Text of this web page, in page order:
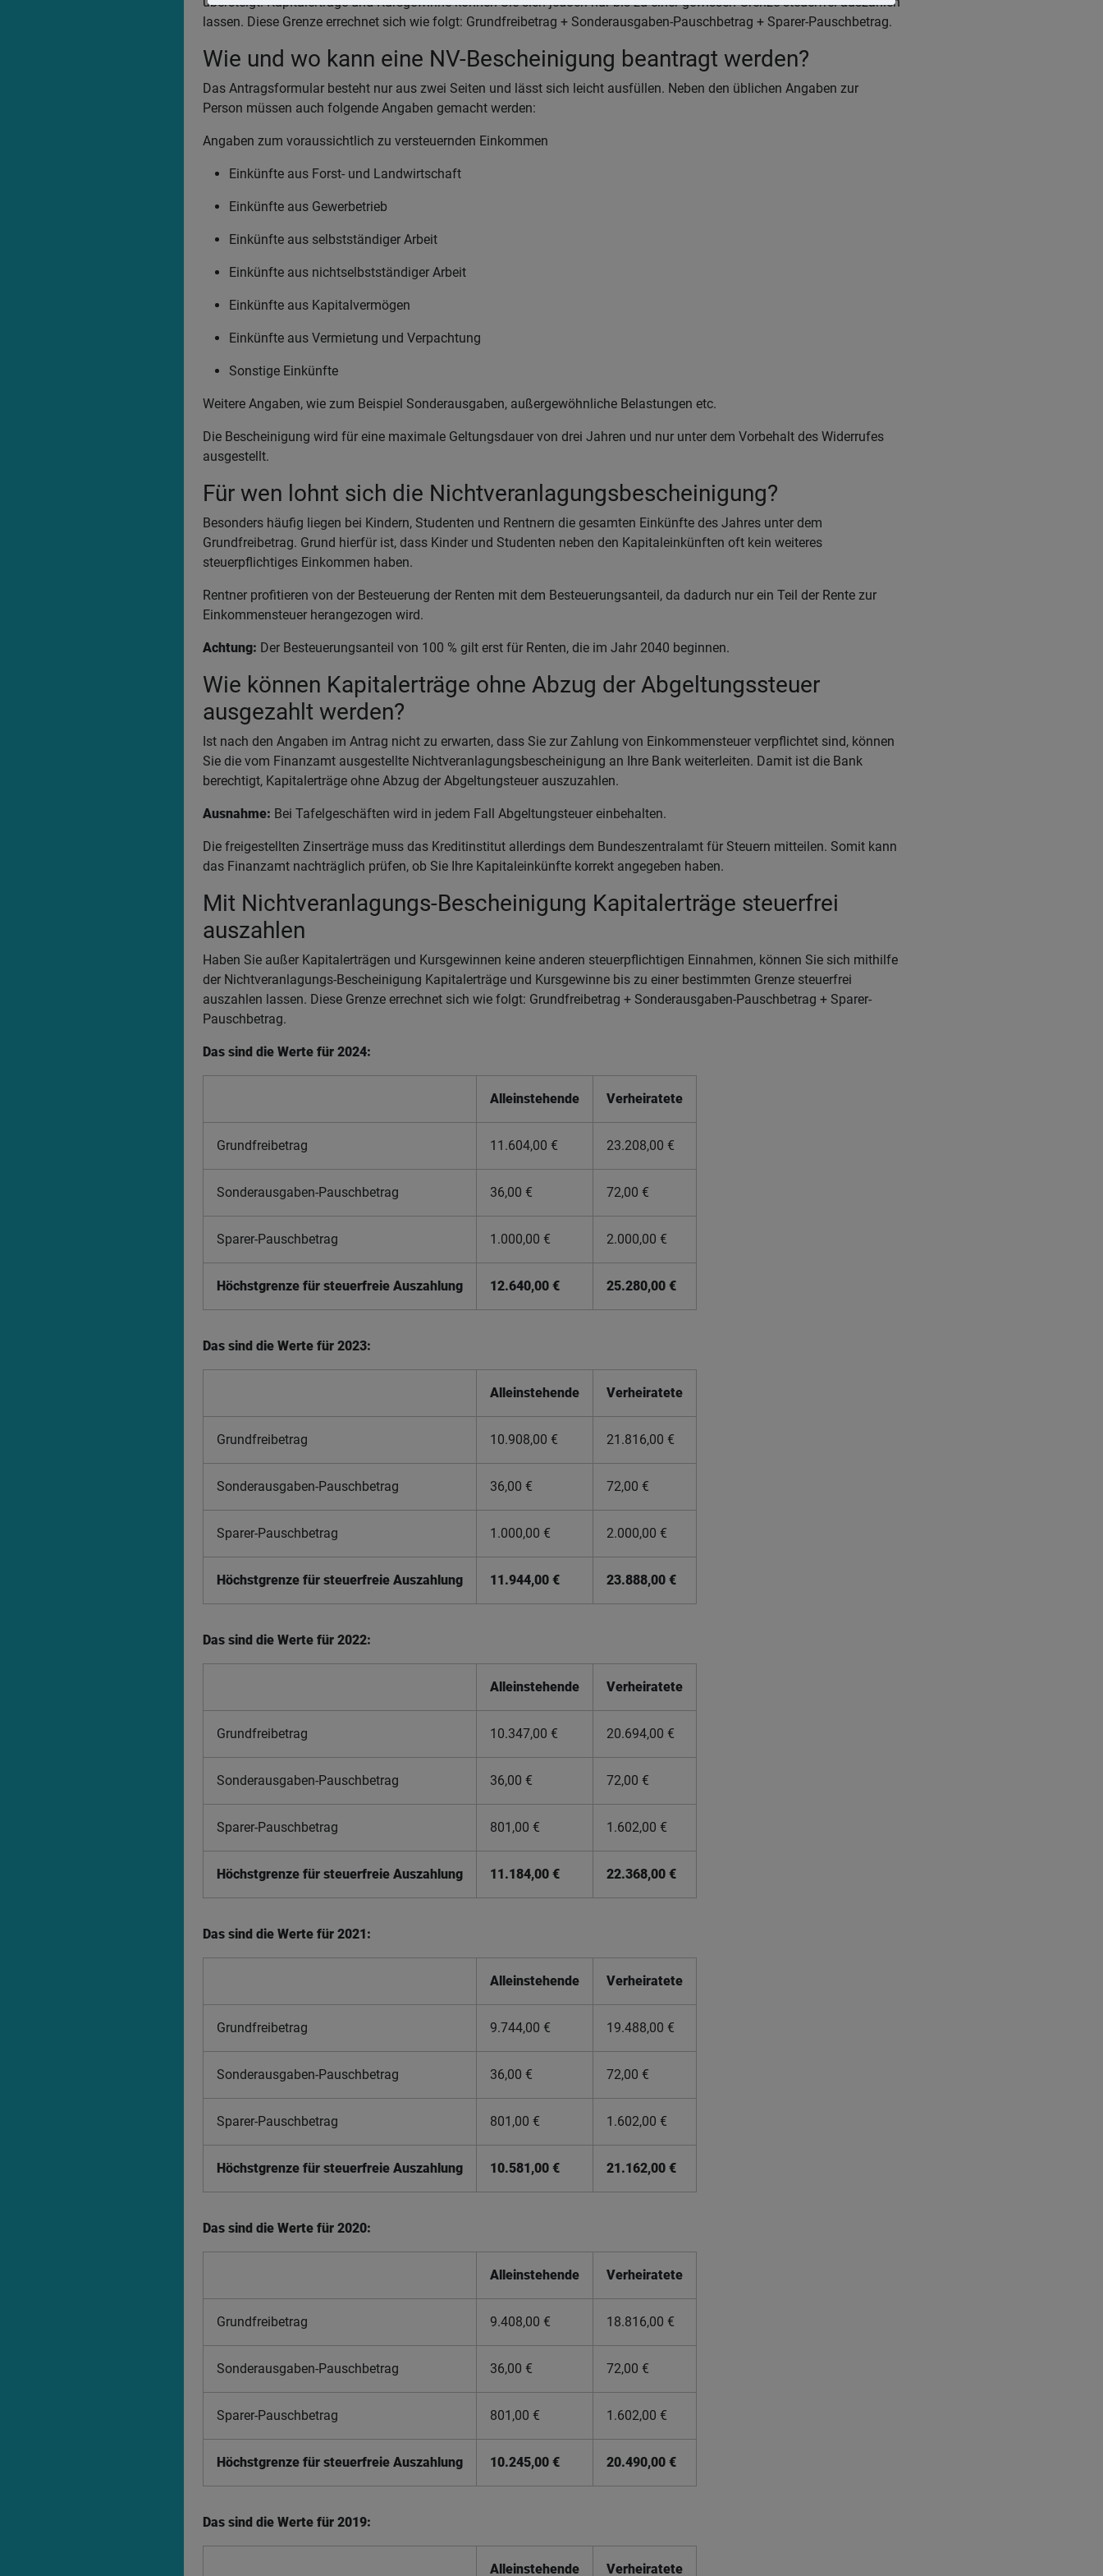
lassen. Diese Grenze errechnet sich wie folgt: Grundfreibetrag + Sonderausgaben-Pauschbetrag + Sparer-Pauschbetrag.
Wie und wo kann eine NV-Bescheinigung beantragt werden?
Das Antragsformular besteht nur aus zwei Seiten und lässt sich leicht ausfüllen. Neben den üblichen Angaben zur
Person müssen auch folgende Angaben gemacht werden:
Angaben zum voraussichtlich zu versteuernden Einkommen
Einkünfte aus Forst- und Landwirtschaft
Einkünfte aus Gewerbetrieb
Einkünfte aus selbstständiger Arbeit
Einkünfte aus nichtselbstständiger Arbeit
Einkünfte aus Kapitalvermögen
Einkünfte aus Vermietung und Verpachtung
Sonstige Einkünfte
Weitere Angaben, wie zum Beispiel Sonderausgaben, außergewöhnliche Belastungen etc.
Die Bescheinigung wird für eine maximale Geltungsdauer von drei Jahren und nur unter dem Vorbehalt des Widerrufes
ausgestellt.
Für wen lohnt sich die Nichtveranlagungsbescheinigung?
Besonders häufig liegen bei Kindern, Studenten und Rentnern die gesamten Einkünfte des Jahres unter dem
Grundfreibetrag. Grund hierfür ist, dass Kinder und Studenten neben den Kapitaleinkünften oft kein weiteres
steuerpflichtiges Einkommen haben.
Rentner profitieren von der Besteuerung der Renten mit dem Besteuerungsanteil, da dadurch nur ein Teil der Rente zur
Einkommensteuer herangezogen wird.
Achtung: Der Besteuerungsanteil von 100 % gilt erst für Renten, die im Jahr 2040 beginnen.
Wie können Kapitalerträge ohne Abzug der Abgeltungssteuer
ausgezahlt werden?
Ist nach den Angaben im Antrag nicht zu erwarten, dass Sie zur Zahlung von Einkommensteuer verpflichtet sind, können
Sie die vom Finanzamt ausgestellte Nichtveranlagungsbescheinigung an Ihre Bank weiterleiten. Damit ist die Bank
berechtigt, Kapitalerträge ohne Abzug der Abgeltungsteuer auszuzahlen.
Ausnahme: Bei Tafelgeschäften wird in jedem Fall Abgeltungsteuer einbehalten.
Die freigestellten Zinserträge muss das Kreditinstitut allerdings dem Bundeszentralamt für Steuern mitteilen. Somit kann
das Finanzamt nachträglich prüfen, ob Sie Ihre Kapitaleinkünfte korrekt angegeben haben.
Mit Nichtveranlagungs-Bescheinigung Kapitalerträge steuerfrei
auszahlen
Haben Sie außer Kapitalerträgen und Kursgewinnen keine anderen steuerpflichtigen Einnahmen, können Sie sich mithilfe
der Nichtveranlagungs-Bescheinigung Kapitalerträge und Kursgewinne bis zu einer bestimmten Grenze steuerfrei
auszahlen lassen. Diese Grenze errechnet sich wie folgt: Grundfreibetrag + Sonderausgaben-Pauschbetrag + Sparer-
Pauschbetrag.
Das sind die Werte für 2024:
Alleinstehende Verheiratete
Grundfreibetrag 11.604,00 € 23.208,00 €
Sonderausgaben-Pauschbetrag 36,00 € 72,00 €
Sparer-Pauschbetrag 1.000,00 € 2.000,00 €
Höchstgrenze für steuerfreie Auszahlung 12.640,00 € 25.280,00 €
Das sind die Werte für 2023:
Alleinstehende Verheiratete
Grundfreibetrag 10.908,00 € 21.816,00 €
Sonderausgaben-Pauschbetrag 36,00 € 72,00 €
Sparer-Pauschbetrag 1.000,00 € 2.000,00 €
Höchstgrenze für steuerfreie Auszahlung 11.944,00 € 23.888,00 €
Das sind die Werte für 2022:
Alleinstehende Verheiratete
Grundfreibetrag 10.347,00 € 20.694,00 €
Sonderausgaben-Pauschbetrag 36,00 € 72,00 €
Sparer-Pauschbetrag 801,00 € 1.602,00 €
Höchstgrenze für steuerfreie Auszahlung 11.184,00 € 22.368,00 €
Das sind die Werte für 2021:
Alleinstehende Verheiratete
Grundfreibetrag 9.744,00 € 19.488,00 €
Sonderausgaben-Pauschbetrag 36,00 € 72,00 €
Sparer-Pauschbetrag 801,00 € 1.602,00 €
Höchstgrenze für steuerfreie Auszahlung 10.581,00 € 21.162,00 €
Das sind die Werte für 2020:
Alleinstehende Verheiratete
Grundfreibetrag 9.408,00 € 18.816,00 €
Sonderausgaben-Pauschbetrag 36,00 € 72,00 €
Sparer-Pauschbetrag 801,00 € 1.602,00 €
Höchstgrenze für steuerfreie Auszahlung 10.245,00 € 20.490,00 €
Das sind die Werte für 2019:
Alleinstehende Verheiratete